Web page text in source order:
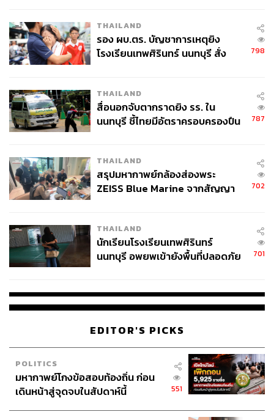
THAILAND
รอง ผบ.ตร. บัญชาการเหตุยิง
โรงเรียนเทพศิรินทร์ นนทบุรี สั่ง
798
THAILAND
สื่อนอกจับตากราดยิง รร. ใน
นนทบุรี ชี้ไทยมีอัตราครอบครองปืน
787
THAILAND
สรุปมหากาพย์กล้องส่องพระ
ZEISS Blue Marine จากสัญญา
จ่ายหนี้-แอบระบุแบรนด์
702
THAILAND
นักเรียนโรงเรียนเทพศิรินทร์
นนทบุรี อพยพเข้ายังพื้นที่ปลอดภัย
701
EDITOR'S PICKS
POLITICS
มหากาพย์โกงข้อสอบท้องถิ่น ก่อน
เดินหน้าสู่จุดจบในสัปดาห์นี้
551